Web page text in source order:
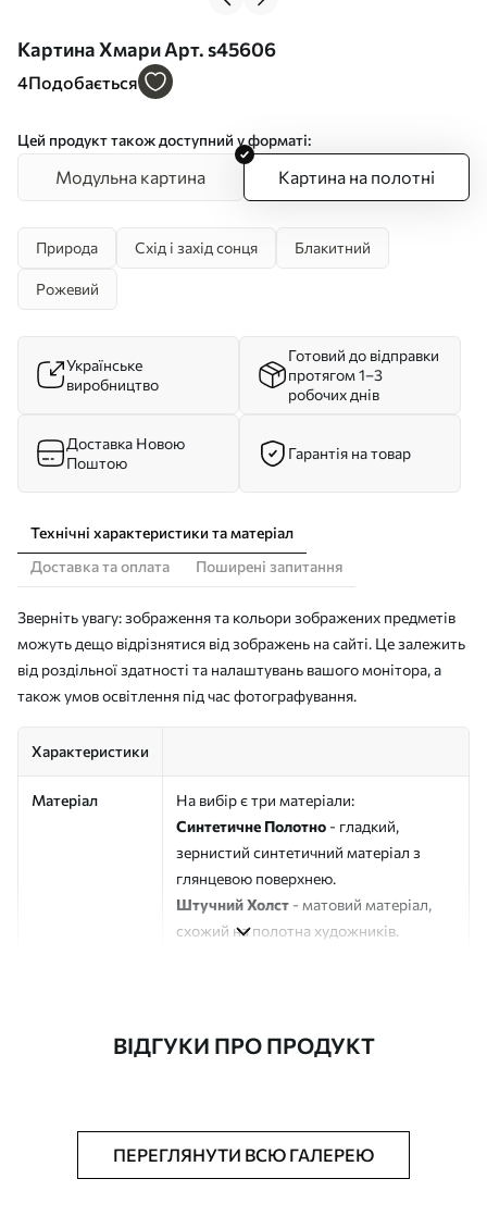
Картина Хмари Арт. s45606
4Подобається
Цей продукт також доступний у форматі:
Модульна картина Картина на полотні
Природа Схід і захід сонця Блакитний
Рожевий
Українське
виробництво
Готовий до відправки
протягом 1–3
робочих днів
Доставка Новою
Поштою
Гарантія на товар
Технічні характеристики та матеріал
Доставка та оплата
Поширені запитання
Зверніть увагу: зображення та кольори зображених предметів
можуть дещо відрізнятися від зображень на сайті. Це залежить
від роздільної здатності та налаштувань вашого монітора, а
також умов освітлення під час фотографування.
Характеристики
Матеріал
На вибір є три матеріали:
Синтетичне Полотно - гладкий,
зернистий синтетичний матеріал з
глянцевою поверхнею.
Штучний Холст - матовий матеріал,
схожий на полотна художників.
Додатково Можна додати лакове покриття.
ВІДГУКИ ПРО ПРОДУКТ
ПЕРЕГЛЯНУТИ ВСЮ ГАЛЕРЕЮ